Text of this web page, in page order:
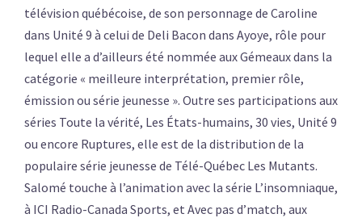
télévision québécoise, de son personnage de Caroline
dans Unité 9 à celui de Deli Bacon dans Ayoye, rôle pour
lequel elle a d’ailleurs été nommée aux Gémeaux dans la
catégorie « meilleure interprétation, premier rôle,
émission ou série jeunesse ». Outre ses participations aux
séries Toute la vérité, Les États-humains, 30 vies, Unité 9
ou encore Ruptures, elle est de la distribution de la
populaire série jeunesse de Télé-Québec Les Mutants.
Salomé touche à l’animation avec la série L’insomniaque,
à ICI Radio-Canada Sports, et Avec pas d’match, aux